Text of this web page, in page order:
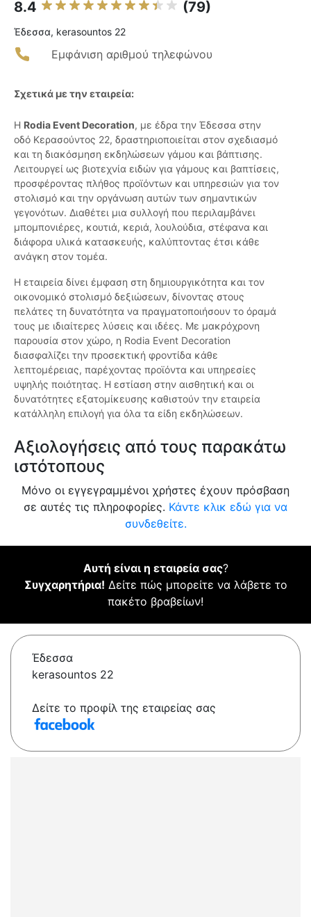
8.4 (79)
Έδεσσα, kerasountos 22
Εμφάνιση αριθμού τηλεφώνου
Σχετικά με την εταιρεία:
Η Rodia Event Decoration, με έδρα την Έδεσσα στην
οδό Κερασούντος 22, δραστηριοποιείται στον σχεδιασμό
και τη διακόσμηση εκδηλώσεων γάμου και βάπτισης.
Λειτουργεί ως βιοτεχνία ειδών για γάμους και βαπτίσεις,
προσφέροντας πλήθος προϊόντων και υπηρεσιών για τον
στολισμό και την οργάνωση αυτών των σημαντικών
γεγονότων. Διαθέτει μια συλλογή που περιλαμβάνει
μπομπονιέρες, κουτιά, κεριά, λουλούδια, στέφανα και
διάφορα υλικά κατασκευής, καλύπτοντας έτσι κάθε
ανάγκη στον τομέα.
Η εταιρεία δίνει έμφαση στη δημιουργικότητα και τον
οικονομικό στολισμό δεξιώσεων, δίνοντας στους
πελάτες τη δυνατότητα να πραγματοποιήσουν το όραμά
τους με ιδιαίτερες λύσεις και ιδέες. Με μακρόχρονη
παρουσία στον χώρο, η Rodia Event Decoration
διασφαλίζει την προσεκτική φροντίδα κάθε
λεπτομέρειας, παρέχοντας προϊόντα και υπηρεσίες
υψηλής ποιότητας. Η εστίαση στην αισθητική και οι
δυνατότητες εξατομίκευσης καθιστούν την εταιρεία
κατάλληλη επιλογή για όλα τα είδη εκδηλώσεων.
Αξιολογήσεις από τους παρακάτω
ιστότοπους
Μόνο οι εγγεγραμμένοι χρήστες έχουν πρόσβαση
σε αυτές τις πληροφορίες. Κάντε κλικ εδώ για να
συνδεθείτε.
Αυτή είναι η εταιρεία σας?
Συγχαρητήρια! Δείτε πώς μπορείτε να λάβετε το
πακέτο βραβείων!
Έδεσσα
kerasountos 22
Δείτε το προφίλ της εταιρείας σας